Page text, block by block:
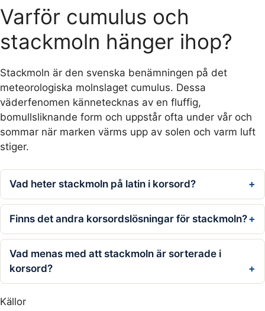
Varför cumulus och
stackmoln hänger ihop?
Stackmoln är den svenska benämningen på det
meteorologiska molnslaget cumulus. Dessa
väderfenomen kännetecknas av en fluffig,
bomullsliknande form och uppstår ofta under vår och
sommar när marken värms upp av solen och varm luft
stiger.
Vad heter stackmoln på latin i korsord?
Finns det andra korsordslösningar för stackmoln?
Vad menas med att stackmoln är sorterade i
korsord?
Källor